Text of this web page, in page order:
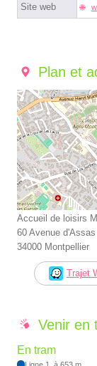
Site web
Plan et
Accueil de loisirs
60 Avenue d'Assas
34000 Montpellier
Trajet
Venir en
En tram